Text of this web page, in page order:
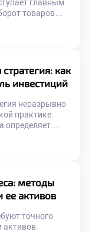
главным
товаров
процветать
от продаж
Социальная
[…]
как
инвестиций
неразрывно
практике.
определяет
прибыль как
случайного
глубокого
Вложения […]
методы
ее активов
точного